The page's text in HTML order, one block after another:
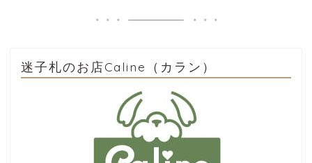
迷子札のお店Caline（カラン）